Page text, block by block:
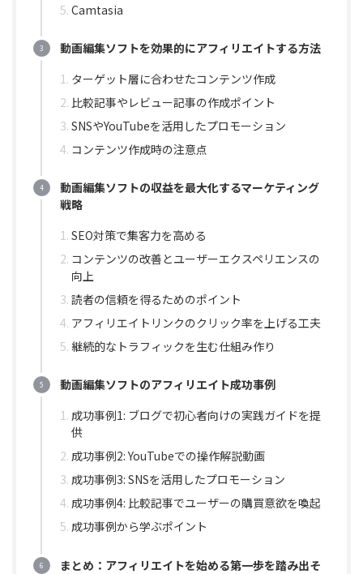
Camtasia
動画編集ソフトを効果的にアフィリエイトする方法
ターゲット層に合わせたコンテンツ作成
比較記事やレビュー記事の作成ポイント
SNSやYouTubeを活用したプロモーション
コンテンツ作成時の注意点
動画編集ソフトの収益を最大化するマーケティング
戦略
SEO対策で集客力を高める
コンテンツの改善とユーザーエクスペリエンスの
向上
読者の信頼を得るためのポイント
アフィリエイトリンクのクリック率を上げる工夫
継続的なトラフィックを生む仕組み作り
動画編集ソフトのアフィリエイト成功事例
成功事例1: ブログで初心者向けの実践ガイドを提
供
成功事例2: YouTubeでの操作解説動画
成功事例3: SNSを活用したプロモーション
成功事例4: 比較記事でユーザーの購買意欲を喚起
成功事例から学ぶポイント
まとめ：アフィリエイトを始める第一歩を踏み出そ